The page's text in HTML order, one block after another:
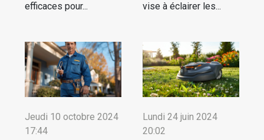
efficaces pour...
vise à éclairer les...
Jeudi 10 octobre 2024
17:44
Lundi 24 juin 2024
20:02